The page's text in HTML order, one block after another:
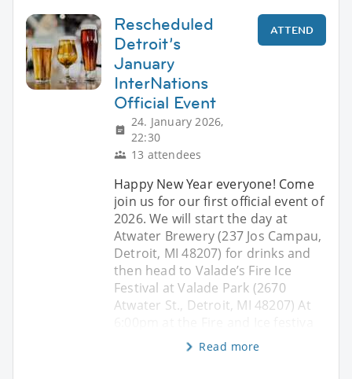
Rescheduled
Detroit’s
January
InterNations
Official Event
24. January 2026,
22:30
13 attendees
ATTEND
Happy New Year everyone! Come
join us for our first official event of
2026. We will start the day at
Atwater Brewery (237 Jos Campau,
Detroit, MI 48207) for drinks and
then head to Valade’s Fire Ice
Festival at Valade Park (2670
Atwater St., Detroit, MI 48207) At
Read more